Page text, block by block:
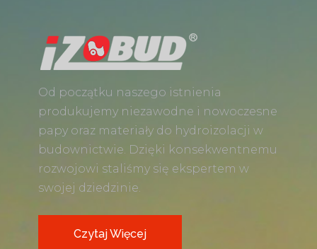
Od początku naszego istnienia
produkujemy niezawodne i nowoczesne
papy oraz materiały do hydroizolacji w
budownictwie. Dzięki konsekwentnemu
rozwojowi staliśmy się ekspertem w
swojej dziedzinie.
Czytaj Więcej